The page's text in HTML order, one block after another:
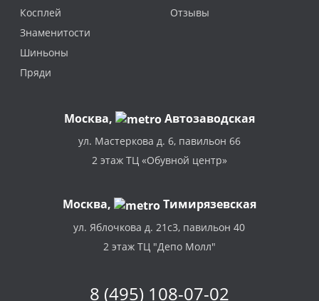
Косплей
Знаменитости
Шиньоны
Пряди
Отзывы
Москва, Автозаводская
ул. Мастеркова д. 6, павильон 66
2 этаж ТЦ «Обувной центр»
Москва, Тимирязевская
ул. Яблочкова д. 21с3, павильон 40
2 этаж ТЦ "Депо Молл"
8 (495) 108-07-02